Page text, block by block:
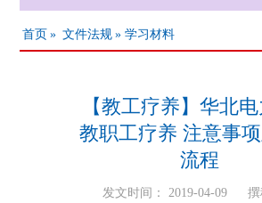
首页 » 文件法规 » 学习材料
【教工疗养】华北
教职工疗养 注意事
流程
发文时间： 2019-04-09 撰